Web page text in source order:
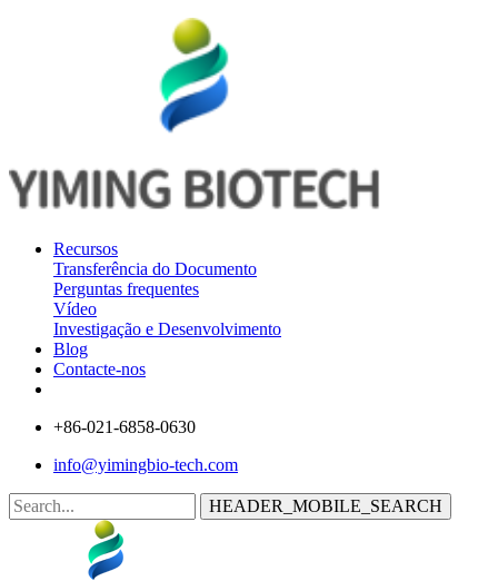
Recursos
Transferência do Documento
Perguntas frequentes
Vídeo
Investigação e Desenvolvimento
Blog
Contacte-nos
+86-021-6858-0630
info@yimingbio-tech.com
HEADER_MOBILE_SEARCH